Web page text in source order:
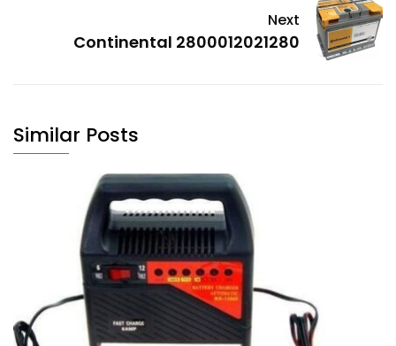
Next
Continental 2800012021280
Similar Posts